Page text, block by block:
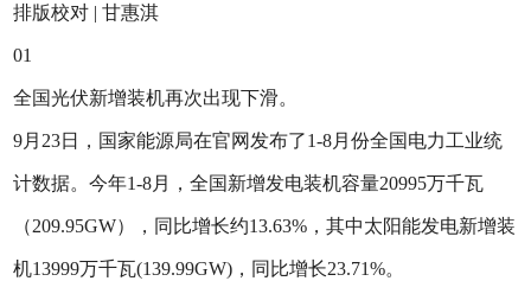
排版校对 | 甘惠淇
01
全国光伏新增装机再次出现下滑。
9月23日，国家能源局在官网发布了1-8月份全国电力工业统
计数据。今年1-8月，全国新增发电装机容量20995万千瓦
（209.95GW），同比增长约13.63%，其中太阳能发电新增装
机13999万千瓦(139.99GW)，同比增长23.71%。